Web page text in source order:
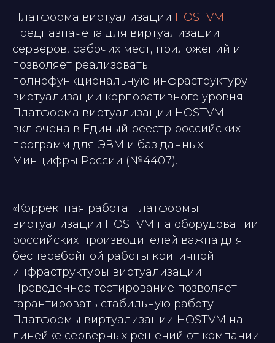
Платформа виртуализации HOSTVM
предназначена для виртуализации
серверов, рабочих мест, приложений и
позволяет реализовать
полнофункциональную инфраструктуру
виртуализации корпоративного уровня.
Платформа виртуализации HOSTVM
включена в Единый реестр российских
программ для ЭВМ и баз данных
Минцифры России (№4407).
«Корректная работа платформы
виртуализации HOSTVM на оборудовании
российских производителей важна для
бесперебойной работы критичной
инфраструктуры виртуализации.
Проведенное тестирование позволяет
гарантировать стабильную работу
Платформы виртуализации HOSTVM на
линейке серверных решений от компании